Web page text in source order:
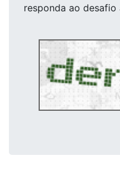
responda ao desafio